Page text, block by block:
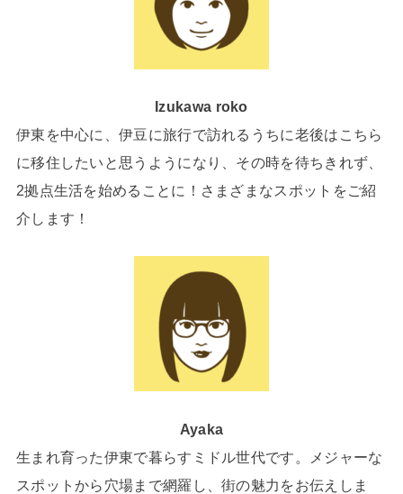
Izukawa roko
伊東を中心に、伊豆に旅行で訪れるうちに老後はこちら
に移住したいと思うようになり、その時を待ちきれず、
2拠点生活を始めることに！さまざまなスポットをご紹
介します！
Ayaka
生まれ育った伊東で暮らすミドル世代です。メジャーな
スポットから穴場まで網羅し、街の魅力をお伝えしま